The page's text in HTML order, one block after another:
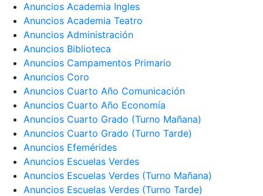
Anuncios Academia Ingles
Anuncios Academia Teatro
Anuncios Administración
Anuncios Biblioteca
Anuncios Campamentos Primario
Anuncios Coro
Anuncios Cuarto Año Comunicación
Anuncios Cuarto Año Economía
Anuncios Cuarto Grado (Turno Mañana)
Anuncios Cuarto Grado (Turno Tarde)
Anuncios Efemérides
Anuncios Escuelas Verdes
Anuncios Escuelas Verdes (Turno Mañana)
Anuncios Escuelas Verdes (Turno Tarde)